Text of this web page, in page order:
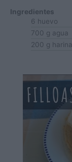
Ingredientes
6 huevo
700 g agua
200 g harina